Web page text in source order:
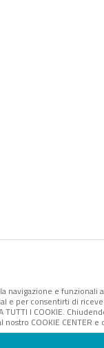
navigazione e
e per consentirti di
TUTTI I COOKIE.
COOKIE